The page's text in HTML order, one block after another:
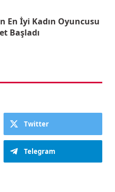
En İyi Kadın Oyuncusu
Başladı
Twitter
Telegram